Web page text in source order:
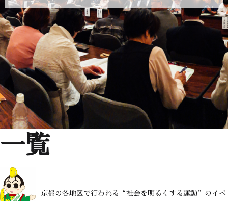
一覧
京都の各地区で行われる“社会を明るくする運動”のイベ